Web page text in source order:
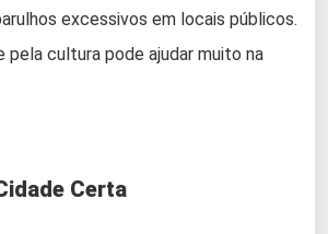
excessivos em locais públicos.
pela cultura pode ajudar muito na
Certa